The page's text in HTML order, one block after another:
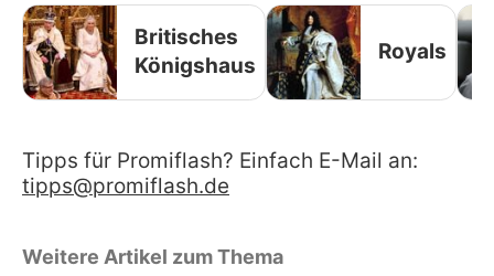
Britisches
Königshaus
Royals
Tipps für Promiflash? Einfach E-Mail an:
tipps@promiflash.de
Weitere Artikel zum Thema